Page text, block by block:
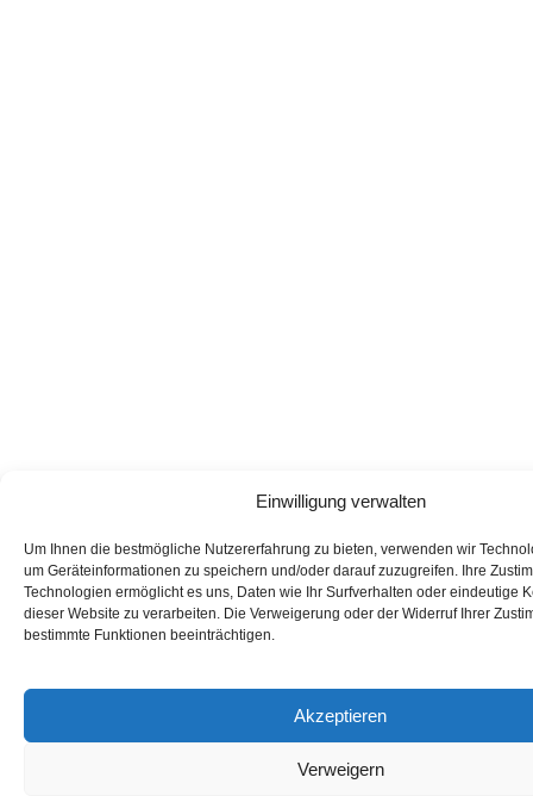
Einwilligung verwalten
Um Ihnen die bestmögliche Nutzererfahrung zu bieten, verwenden wir
um Geräteinformationen zu speichern und/oder darauf zuzugreifen. Ihre
Technologien ermöglicht es uns, Daten wie Ihr Surfverhalten oder eindeutige
dieser Website zu verarbeiten. Die Verweigerung oder der Widerruf Ihrer
bestimmte Funktionen beeinträchtigen.
Akzeptieren
Verweigern